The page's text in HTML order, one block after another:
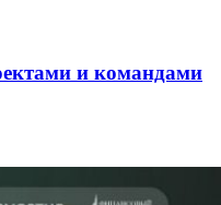
и командами